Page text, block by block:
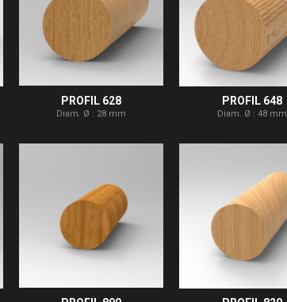
PROFIL 628
Diam. Ø : 28 mm
PROFIL 648
Diam. Ø : 48 mm